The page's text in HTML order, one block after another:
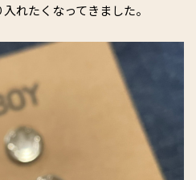
れたくなってきました。